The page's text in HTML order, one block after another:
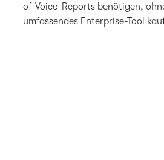
of-Voice-Reports benötigen,
umfassendes Enterprise-Tool